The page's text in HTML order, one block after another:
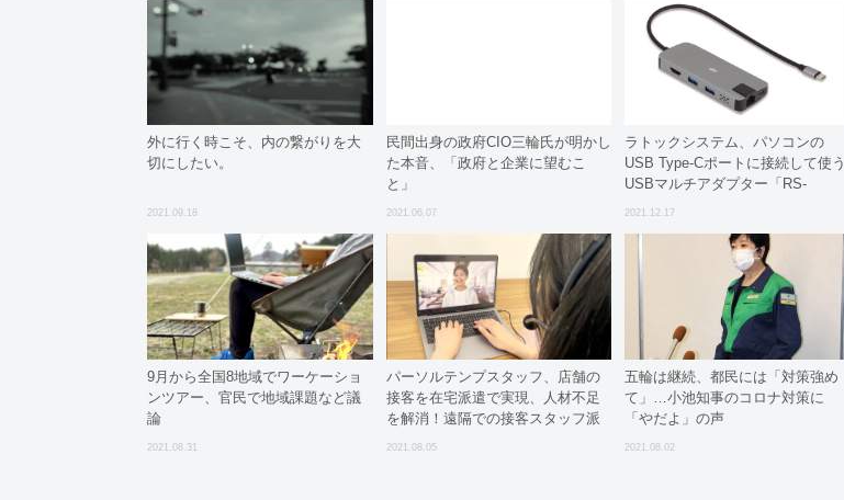
外に行く時こそ、内の繋がりを大
切にしたい。
2021.09.18
民間出身の政府CIO三輪氏が明かし
た本音、「政府と企業に望むこ
と」
2021.06.07
ラトックシステム、パソコンの
USB Type-Cポートに接続して使う
USBマルチアダプター「RS-
2021.12.17
9月から全国8地域でワーケーショ
ンツアー、官民で地域課題など議
論
2021.08.31
パーソルテンプスタッフ、店舗の
接客を在宅派遣で実現、人材不足
を解消！遠隔での接客スタッフ派
遣サービスを実現
2021.08.05
五輪は継続、都民には「対策強め
て」…小池知事のコロナ対策に
「やだよ」の声
2021.08.02